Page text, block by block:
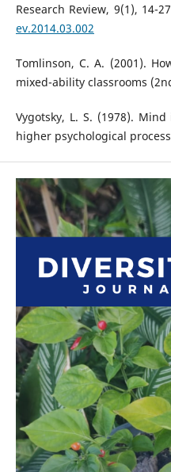
Research Review, 9(1), 14-
ev.2014.03.002
Tomlinson, C. A. (2001).
mixed-ability classrooms
Vygotsky, L. S. (1978).
higher psychological